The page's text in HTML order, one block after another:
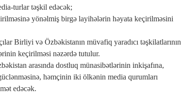
turlar təşkil edəcək;
yönəlmiş birgə layihələrin həyata keçirilməsini
Birliyi və Özbəkistanın müvafiq yaradıcı təşkilatlarının
keçirilməsi nəzərdə tutulur.
arasında dostluq münasibətlərinin inkişafına,
həmçinin iki ölkənin media qurumları
edəcək.